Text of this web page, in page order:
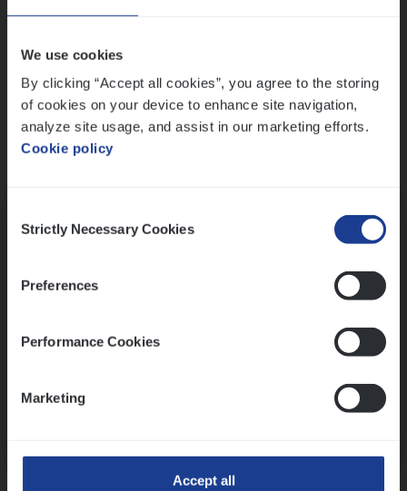
We use cookies
By clicking “Accept all cookies”, you agree to the storing
of cookies on your device to enhance site navigation,
analyze site usage, and assist in our marketing efforts.
Cookie policy
Selection
Strictly Necessary Cookies
Preferences
Performance Cookies
Marketing
Accept all